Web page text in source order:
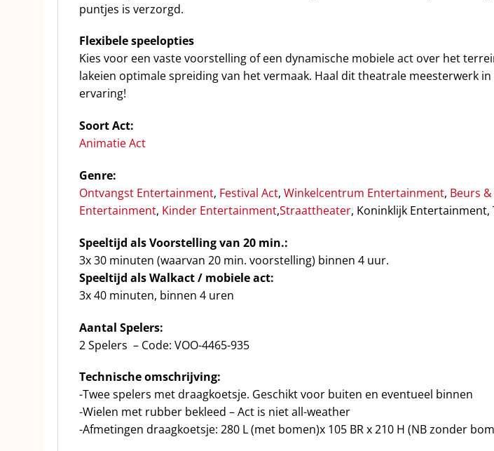
puntjes is verzorgd.
Flexibele speelopties
Kies voor een vaste voorstelling of een dynamische mobiele act over het
lakeien optimale spreiding van het vermaak. Haal dit theatrale meesterwerk
ervaring!
Soort Act:
Animatie Act
Genre:
Ontvangst Entertainment, Festival Act, Winkelcentrum Entertainment, Beurs
Entertainment, Kinder Entertainment,Straattheater, Koninklijk Entertainment,
Speeltijd als Voorstelling van 20 min.:
3x 30 minuten (waarvan 20 min. voorstelling) binnen 4 uur.
Speeltijd als Walkact / mobiele act:
3x 40 minuten, binnen 4 uren
Aantal Spelers:
2 Spelers – Code: VOO-4465-935
Technische omschrijving:
-Twee spelers met draagkoetsje. Geschikt voor buiten en eventueel binnen
-Wielen met rubber bekleed – Act is niet all-weather
-Afmetingen draagkoetsje: 280 L (met bomen)x 105 BR x 210 H (NB zonder